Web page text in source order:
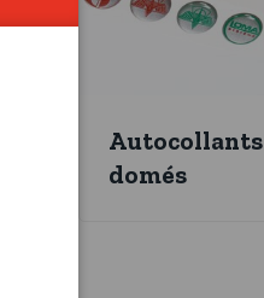
Autocollants
domés